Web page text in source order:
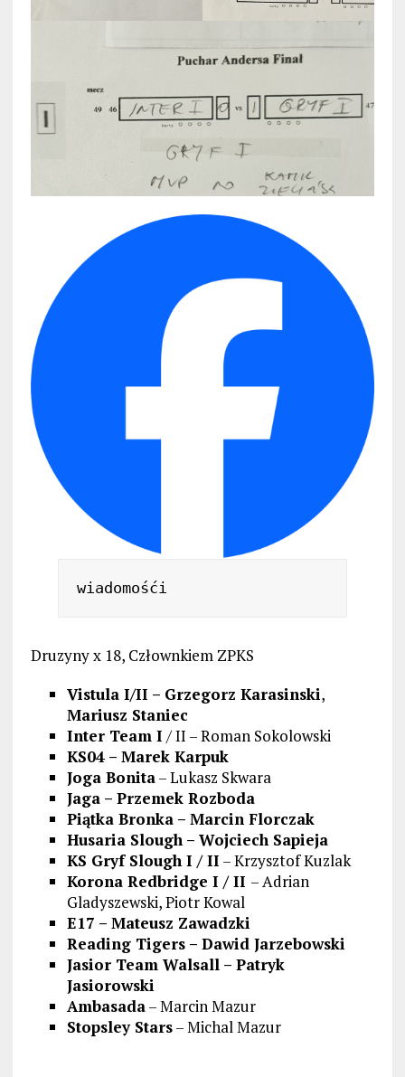
Druzyny x 18, Człownkiem ZPKS
Vistula I/II – Grzegorz Karasinski,
Mariusz Staniec
Inter Team I / II – Roman Sokolowski
KS04 – Marek Karpuk
Joga Bonita– Lukasz Skwara
Jaga – Przemek Rozboda
Piątka Bronka – Marcin Florczak
Husaria Slough – Wojciech Sapieja
KS Gryf Slough I / II – Krzysztof Kuzlak
Korona Redbridge I / II – Adrian
Gladyszewski, Piotr Kowal
E17 – Mateusz Zawadzki
Reading Tigers – Dawid Jarzebowski
Jasior Team Walsall – Patryk
Jasiorowski
Ambasada– Marcin Mazur
Stopsley Stars– Michal Mazur